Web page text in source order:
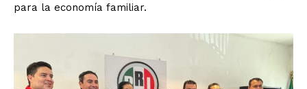
para la economía familiar.